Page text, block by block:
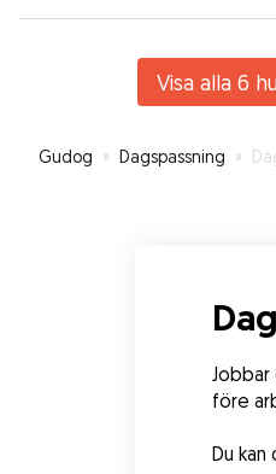
Visa alla 6
Gudog » Dagspassning »
Jobbar
före
Du